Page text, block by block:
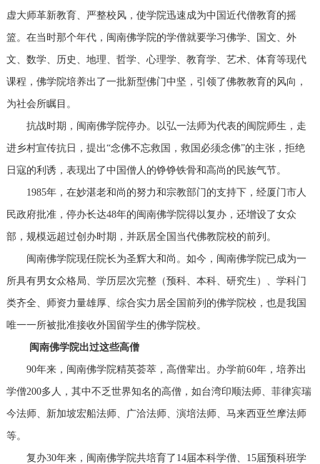
虚大师革新教育、严整校风，使学院迅速成为中国近代僧教育的摇
篮。在当时那个年代，闽南佛学院的学僧就要学习佛学、国文、外
文、数学、历史、地理、哲学、心理学、教育学、艺术、体育等现代
课程，佛学院培养出了一批新型佛门中坚，引领了佛教教育的风向，
为社会所瞩目。
抗战时期，闽南佛学院停办。以弘一法师为代表的闽院师生，走
进乡村宣传抗日，提出“念佛不忘救国，救国必须念佛”的主张，拒绝
日寇的利诱，表现出了中国僧人的铮铮铁骨和高尚的民族气节。
1985年，在妙湛老和尚的努力和宗教部门的支持下，经厦门市人
民政府批准，停办长达48年的闽南佛学院得以复办，还增设了女众
部，规模远超过创办时期，并跃居全国当代佛教院校的前列。
闽南佛学院现任院长为圣辉大和尚。如今，闽南佛学院已成为一
所具有男女众格局、学历层次完整（预科、本科、研究生）、学科门
类齐全、师资力量雄厚、综合实力居全国前列的佛学院校，也是我国
唯一一所被批准接收外国留学生的佛学院校。
闽南佛学院出过这些高僧
90年来，闽南佛学院精英荟萃，高僧辈出。办学前60年，培养出
学僧200多人，其中不乏世界知名的高僧，如台湾印顺法师、菲律宾瑞
今法师、新加坡宏船法师、广洽法师、演培法师、马来西亚竺摩法师
等。
复办30年来，闽南佛学院共培育了14届本科学僧、15届预科班学